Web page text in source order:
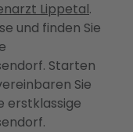
Lippetal.
und finden Sie
Starten
Sie
erstklassige